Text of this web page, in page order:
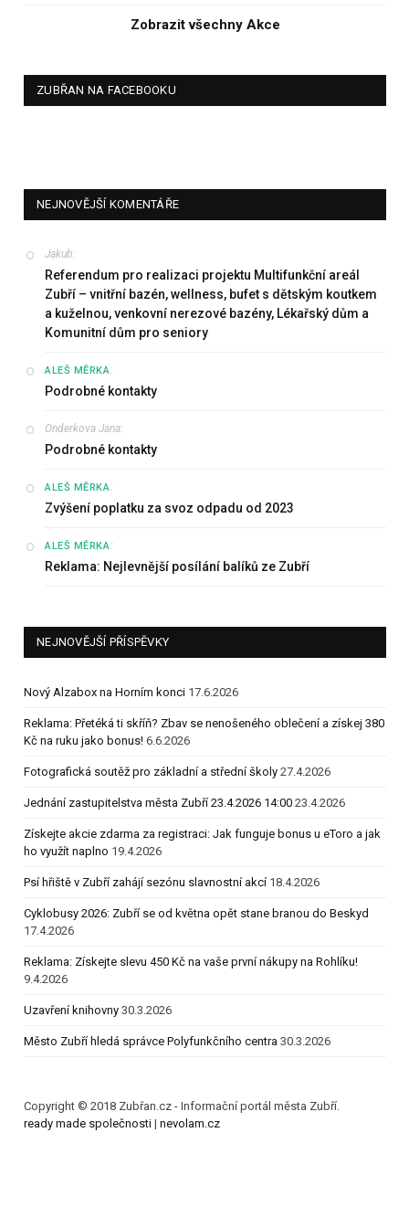
Zobrazit všechny Akce
ZUBŘAN NA FACEBOOKU
NEJNOVĚJŠÍ KOMENTÁŘE
Jakub:
Referendum pro realizaci projektu Multifunkční areál
Zubří – vnitřní bazén, wellness, bufet s dětským koutkem
a kuželnou, venkovní nerezové bazény, Lékařský dům a
Komunitní dům pro seniory
ALEŠ MĚRKA:
Podrobné kontakty
Onderkova Jana:
Podrobné kontakty
ALEŠ MĚRKA:
Zvýšení poplatku za svoz odpadu od 2023
ALEŠ MĚRKA:
Reklama: Nejlevnější posílání balíků ze Zubří
NEJNOVĚJŠÍ PŘÍSPĚVKY
Nový Alzabox na Horním konci 17.6.2026
Reklama: Přetéká ti skříň? Zbav se nenošeného oblečení a získej 380
Kč na ruku jako bonus! 6.6.2026
Fotografická soutěž pro základní a střední školy 27.4.2026
Jednání zastupitelstva města Zubří 23.4.2026 14:00 23.4.2026
Získejte akcie zdarma za registraci: Jak funguje bonus u eToro a jak
ho využít naplno 19.4.2026
Psí hřiště v Zubří zahájí sezónu slavnostní akcí 18.4.2026
Cyklobusy 2026: Zubří se od května opět stane branou do Beskyd
17.4.2026
Reklama: Získejte slevu 450 Kč na vaše první nákupy na Rohlíku!
9.4.2026
Uzavření knihovny 30.3.2026
Město Zubří hledá správce Polyfunkčního centra 30.3.2026
Copyright © 2018 Zubřan.cz - Informační portál města Zubří.
ready made společnosti | nevolam.cz